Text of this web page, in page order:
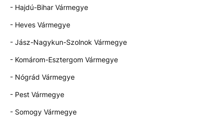
- Hajdú-Bihar Vármegye
- Heves Vármegye
- Jász-Nagykun-Szolnok Vármegye
- Komárom-Esztergom Vármegye
- Nógrád Vármegye
- Pest Vármegye
- Somogy Vármegye